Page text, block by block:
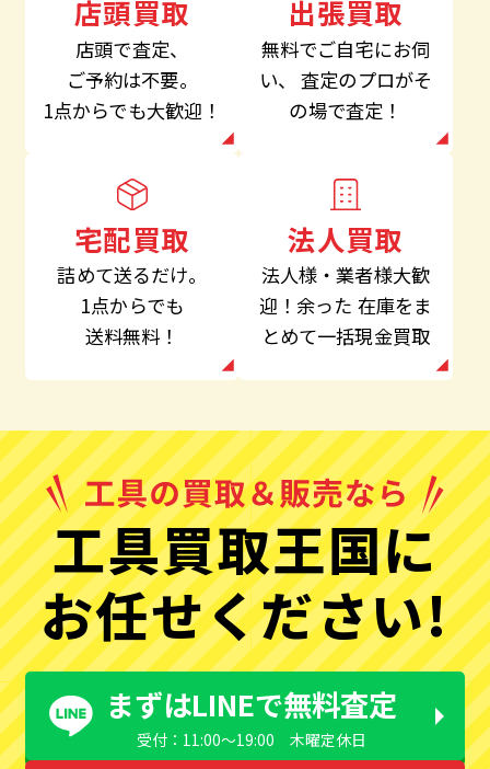
店頭買取
店頭で査定、
ご予約は不要。
1点からでも大歓迎！
出張買取
無料でご自宅にお伺
い、
査定のプロがそ
の場で査定！
宅配買取
詰めて送るだけ。
1点からでも
送料無料！
法人買取
法人様・業者様大歓
迎！余った 在庫をま
とめて一括現金買取
工具買取王国に
お任せください!
まずはLINEで無料査定
受付：11:00〜19:00 木曜定休日